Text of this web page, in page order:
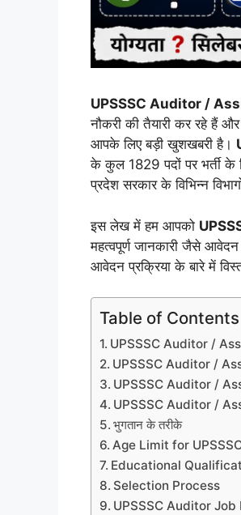
UPSSSC Auditor /
नौकरी की तैयारी कर रहे हैं
आपके लिए बड़ी खुशखबरी है।
के कुल 1829 पदों पर भर्ती के
प्रदेश सरकार के विभिन्न
इस लेख में हम आपको
महत्वपूर्ण जानकारी जैसे
आवेदन प्रक्रिया के बारे में
Table of Contents
UPSSSC Auditor /
UPSSSC Auditor /
UPSSSC Auditor /
UPSSSC Auditor /
भुगतान के तरीके
Age Limit for
Educational
Selection Process
UPSSSC Auditor Job